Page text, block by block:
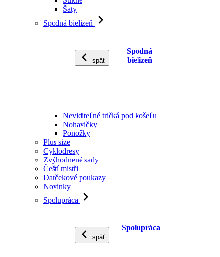
Šaty
Spodná bielizeň
späť
Spodná
bielizeň
Neviditeľné tričká pod košeľu
Nohavičky
Ponožky
Plus size
Cyklodresy
Zvýhodnené sady
Čeští mistři
Darčekové poukazy
Novinky
Spolupráca
späť
Spolupráca